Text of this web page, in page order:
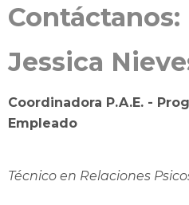
Contáctanos:
Jessica
Coordinadora P.A.E. -
Empleado
Técnico en Relaciones